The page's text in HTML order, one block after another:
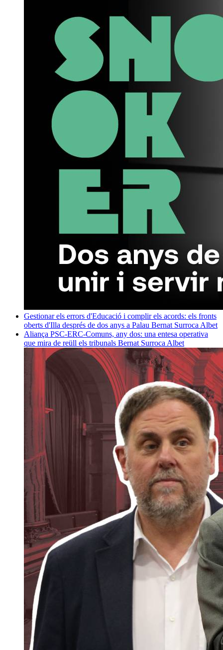
Gestionar els errors d'Educació i complir els acords: els fronts
oberts d'Illa després de dos anys a Palau Bernat Surroca Albet
Aliança PSC-ERC-Comuns, any dos: una entesa operativa
que mira de reüll els tribunals Bernat Surroca Albet